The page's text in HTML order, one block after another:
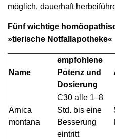
möglich, dauerhaft
Fünf wichtige
»tierische Notfallapotheke«
Name
empfohlene
Potenz und
Dosierung
Arnica
montana
C30 alle 1–8
Std. bis eine
Besserung
eintritt